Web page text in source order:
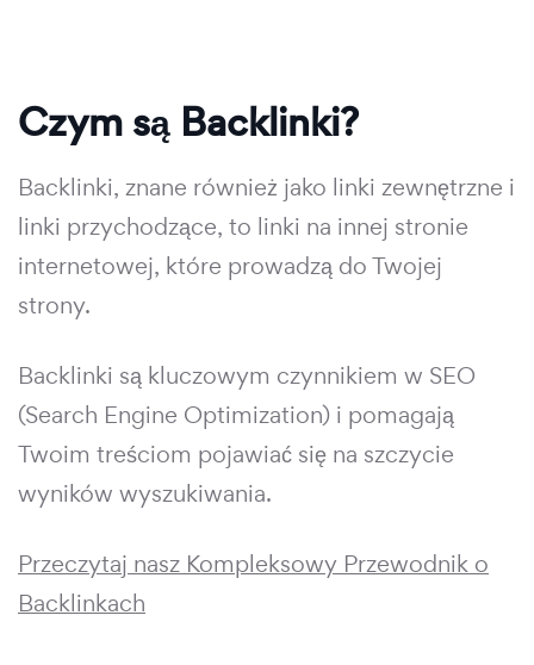
Czym są Backlinki?
Backlinki, znane również jako linki zewnętrzne i
linki przychodzące, to linki na innej stronie
internetowej, które prowadzą do Twojej
strony.
Backlinki są kluczowym czynnikiem w SEO
(Search Engine Optimization) i pomagają
Twoim treściom pojawiać się na szczycie
wyników wyszukiwania.
Przeczytaj nasz Kompleksowy Przewodnik o
Backlinkach